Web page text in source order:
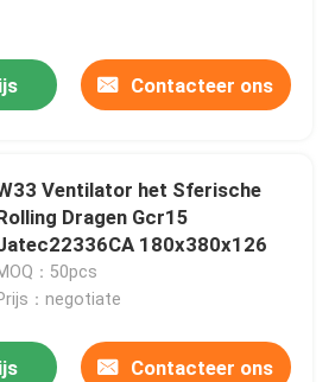
Contacteer ons
Ventilator het Sferische
Dragen Gcr15
180x380x126
：50pcs
：negotiate
Contacteer ons